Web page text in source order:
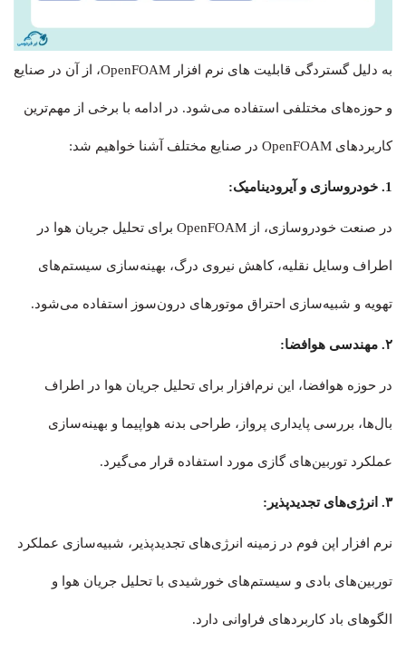
به دلیل گستردگی قابلیت های نرم افزار OpenFOAM، از آن در صنایع
و حوزه‌های مختلفی استفاده می‌شود. در ادامه با برخی از مهم‌ترین
کاربردهای OpenFOAM در صنایع مختلف آشنا خواهیم شد:
1. خودروسازی و آیرودینامیک:
در صنعت خودروسازی، از OpenFOAM برای تحلیل جریان هوا در
اطراف وسایل نقلیه، کاهش نیروی درگ، بهینه‌سازی سیستم‌های
تهویه و شبیه‌سازی احتراق موتورهای درون‌سوز استفاده می‌شود.
۲. مهندسی هوافضا:
در حوزه هوافضا، این نرم‌افزار برای تحلیل جریان هوا در اطراف
بال‌ها، بررسی پایداری پرواز، طراحی بدنه هواپیما و بهینه‌سازی
عملکرد توربین‌های گازی مورد استفاده قرار می‌گیرد.
۳. انرژی‌های تجدیدپذیر:
نرم افزار اپن فوم در زمینه انرژی‌های تجدیدپذیر، شبیه‌سازی عملکرد
توربین‌های بادی و سیستم‌های خورشیدی با تحلیل جریان هوا و
الگوهای باد کاربردهای فراوانی دارد.